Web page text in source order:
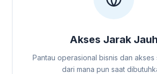
Akses Jarak Jauh
Pantau operasional bisnis dan akses
dari mana pun saat